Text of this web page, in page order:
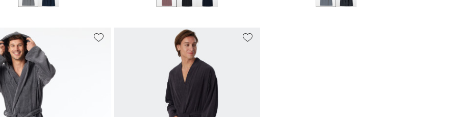
48/50 48/50 52/54